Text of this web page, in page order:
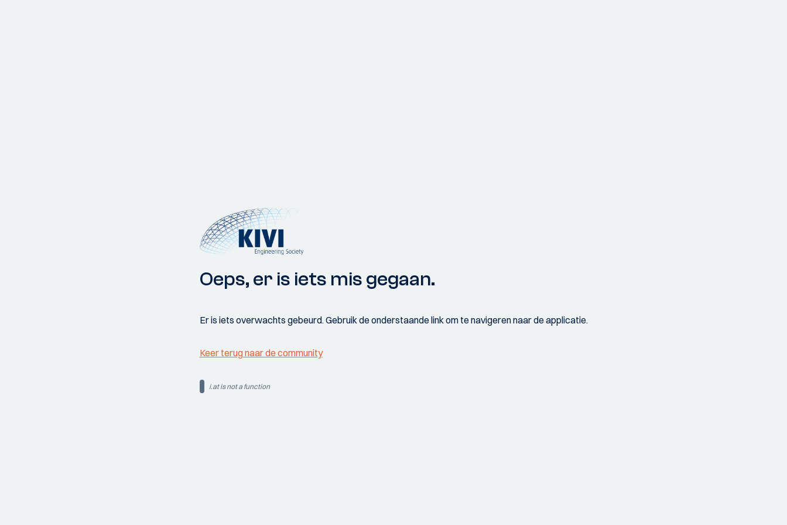
Oeps, er is iets mis gegaan.
Er is iets overwachts gebeurd. Gebruik de onderstaande link om te navigeren naar de applicatie.
Keer terug naar de community
i.at is not a function